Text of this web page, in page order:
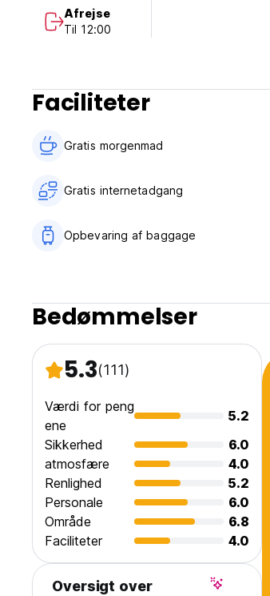
Generel:
Receptionen er åben 24/7.
Afrejse
Til 12:00
Faciliteter
Gratis morgenmad‎
Gratis internetadgang
Opbevaring af baggage
Bedømmelser
5.3(111)
Værdi for peng
ene
5.2
Sikkerhed
6.0
atmosfære
4.0
Renlighed
5.2
Personale
6.0
Område
6.8
Faciliteter
4.0
Oversigt over